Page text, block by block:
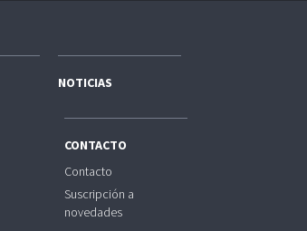
NOTICIAS
CONTACTO
Contacto
Suscripción a
novedades